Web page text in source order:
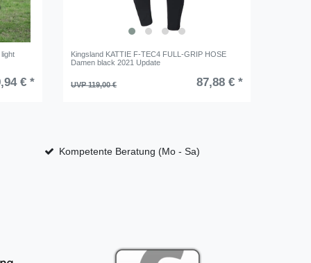
€ *
Kingsland KATTIE F-TEC4 FULL-GRIP HOSE
Damen black 2021 Update
UVP 119,00 € 87,88 € *
Kompetente Beratung (Mo - Sa)